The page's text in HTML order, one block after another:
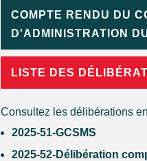
COMPTE RENDU DU
D'ADMINISTRATION
LISTE DES
Consultez les délibérations
2025-51-GCSMS
2025-52-Délibération